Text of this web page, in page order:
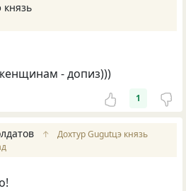
князь
- допиз)))
1
↑
Дохтур Gugutцэ князь